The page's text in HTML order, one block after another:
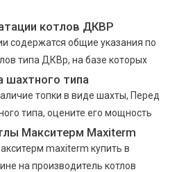
котлов ДКВР
содержатся общие указания по
типа ДКВр, на базе которых
шахтного типа
топки в виде шахты, Перед
типа, оцените его мощность
Макситерм Maxiterm
maxiterm купить в
на производитель котлов